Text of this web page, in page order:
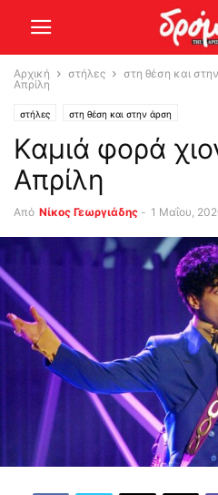
Αρχική στήλες στη θέση και
Απρίλη
στήλες στη θέση και στην άρση
Καμιά φορά
Απρίλη
Από Νίκος Γεωργιάδης - 1 Μαΐου,